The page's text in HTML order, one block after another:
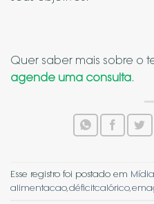
Quer saber mais sobre o
agende uma consulta.
Esse registro foi postado em Mídia
alimentacao,déficitcalórico,